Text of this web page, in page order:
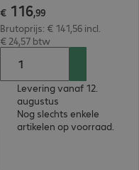
€ 116,99
Brutoprijs: € 141,56 incl.
€ 24,57 btw
Levering vanaf 12.
augustus
Nog slechts enkele
artikelen op voorraad.